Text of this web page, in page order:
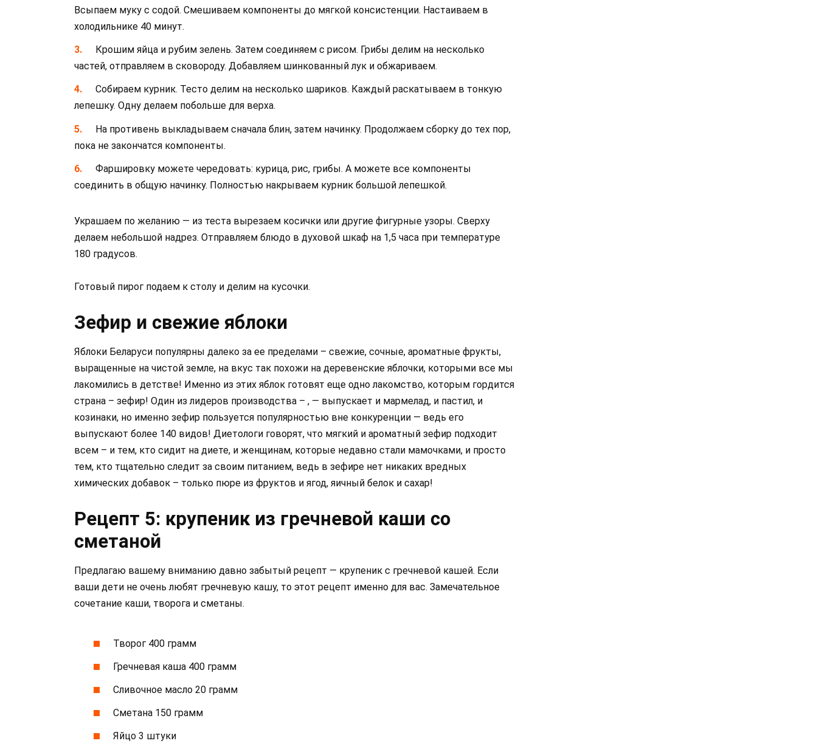
Всыпаем муку с содой. Смешиваем компоненты до мягкой консистенции. Настаиваем в
холодильнике 40 минут.
Крошим яйца и рубим зелень. Затем соединяем с рисом. Грибы делим на несколько
частей, отправляем в сковороду. Добавляем шинкованный лук и обжариваем.
Собираем курник. Тесто делим на несколько шариков. Каждый раскатываем в тонкую
лепешку. Одну делаем побольше для верха.
На противень выкладываем сначала блин, затем начинку. Продолжаем сборку до тех пор,
пока не закончатся компоненты.
Фаршировку можете чередовать: курица, рис, грибы. А можете все компоненты
соединить в общую начинку. Полностью накрываем курник большой лепешкой.
Украшаем по желанию — из теста вырезаем косички или другие фигурные узоры. Сверху
делаем небольшой надрез. Отправляем блюдо в духовой шкаф на 1,5 часа при температуре
180 градусов.
Готовый пирог подаем к столу и делим на кусочки.
Зефир и свежие яблоки
Яблоки Беларуси популярны далеко за ее пределами – свежие, сочные, ароматные фрукты,
выращенные на чистой земле, на вкус так похожи на деревенские яблочки, которыми все мы
лакомились в детстве! Именно из этих яблок готовят еще одно лакомство, которым гордится
страна – зефир! Один из лидеров производства – , — выпускает и мармелад, и пастил, и
козинаки, но именно зефир пользуется популярностью вне конкуренции — ведь его
выпускают более 140 видов! Диетологи говорят, что мягкий и ароматный зефир подходит
всем – и тем, кто сидит на диете, и женщинам, которые недавно стали мамочками, и просто
тем, кто тщательно следит за своим питанием, ведь в зефире нет никаких вредных
химических добавок – только пюре из фруктов и ягод, яичный белок и сахар!
Рецепт 5: крупеник из гречневой каши со
сметаной
Предлагаю вашему вниманию давно забытый рецепт — крупеник с гречневой кашей. Если
ваши дети не очень любят гречневую кашу, то этот рецепт именно для вас. Замечательное
сочетание каши, творога и сметаны.
Творог 400 грамм
Гречневая каша 400 грамм
Сливочное масло 20 грамм
Сметана 150 грамм
Яйцо 3 штуки